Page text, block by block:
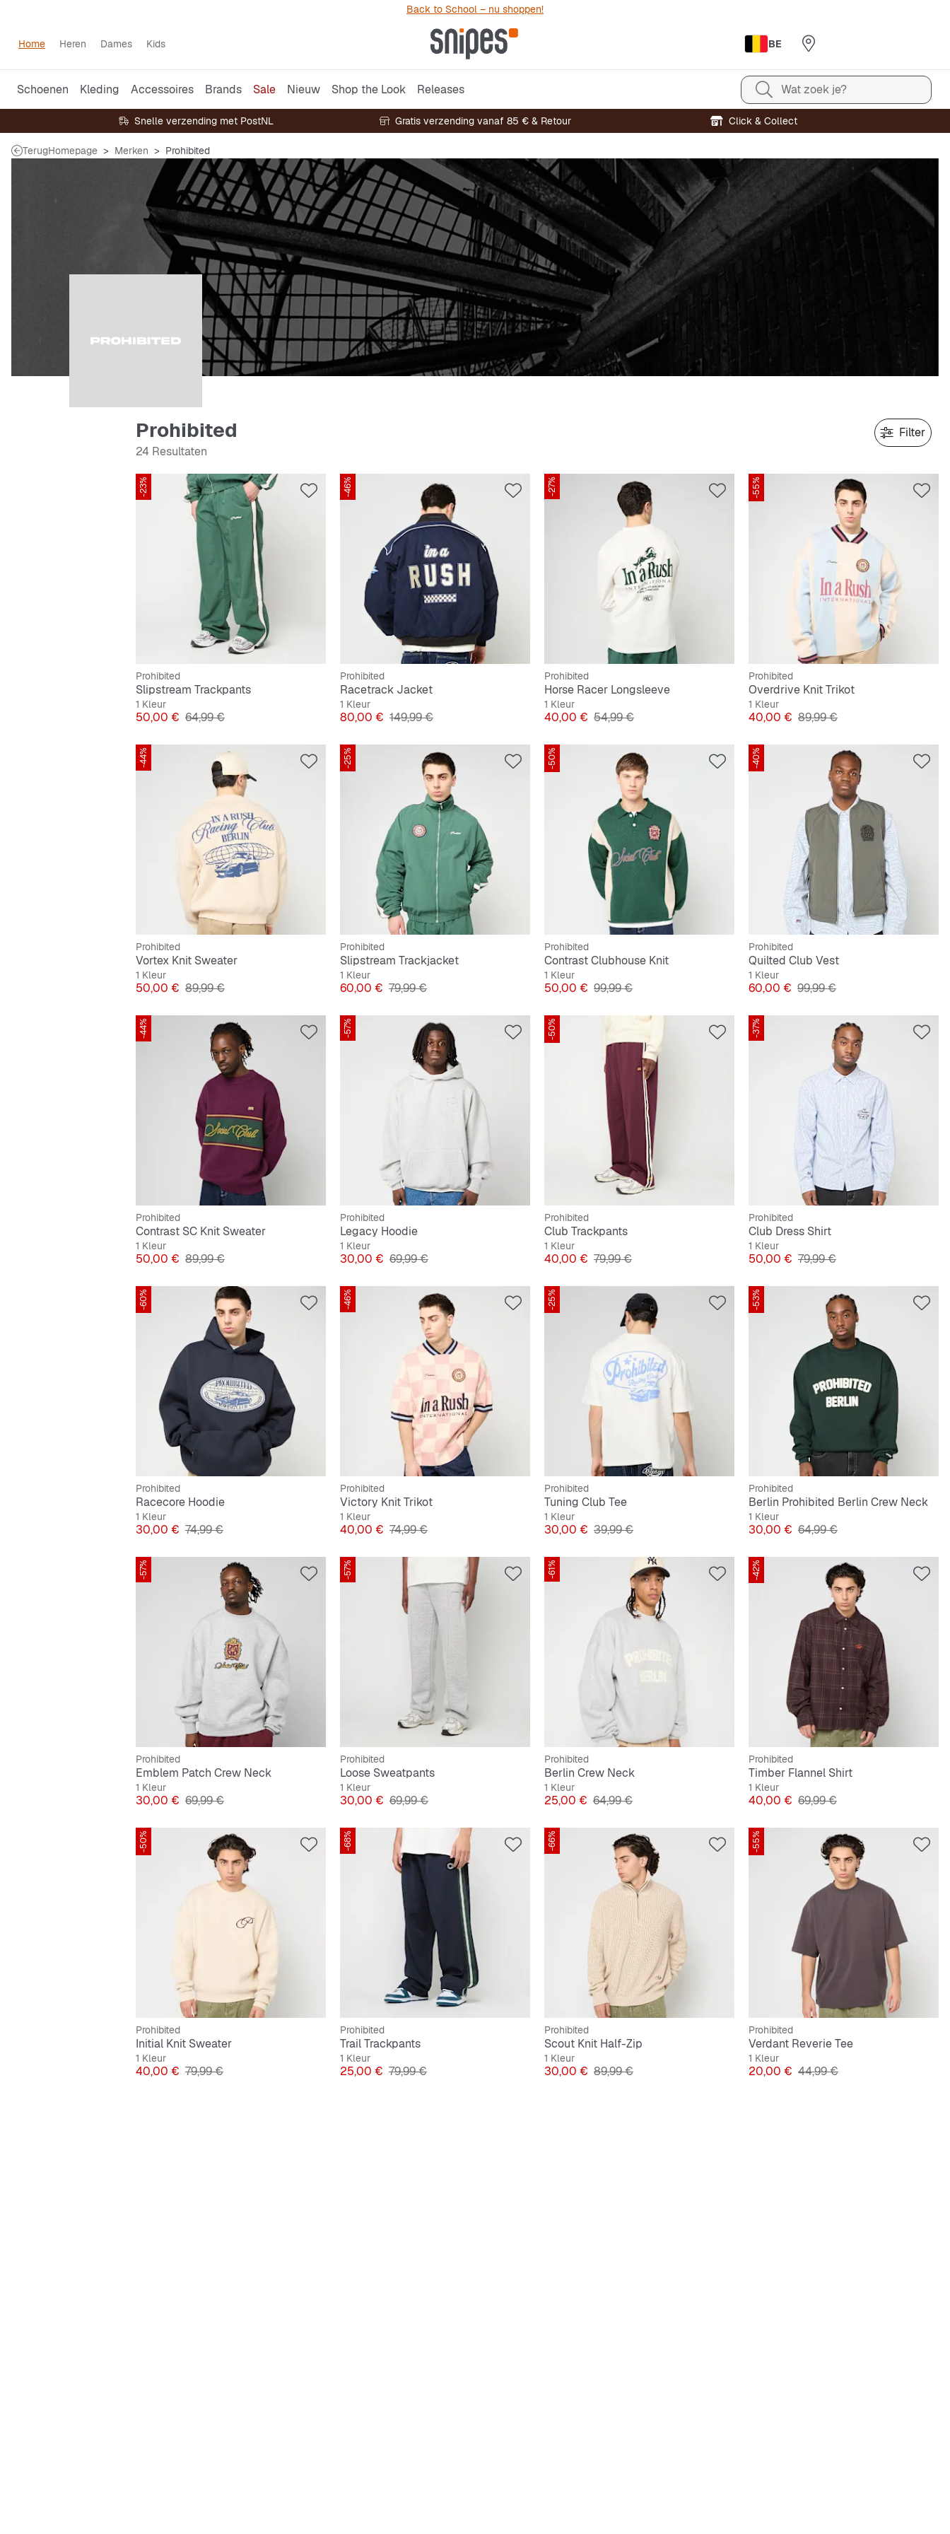
Back to School – nu shoppen!
Home Heren Dames Kids BE
Schoenen Kleding Accessoires Brands Sale Nieuw Shop the Look Releases Wat zoek je?
Snelle verzending met PostNL Gratis verzending vanaf 85 € & Retour Click & Collect
TerugHomepage Merken Prohibited
Prohibited
24 Resultaten
Filter
-23%
Prohibited
Slipstream Trackpants
1 Kleur
Prijs
50,00 € Originele Prijs
64,99 €
-46%
Prohibited
Racetrack Jacket
1 Kleur
Prijs
80,00 € Originele Prijs
149,99 €
-27%
Prohibited
Horse Racer Longsleeve
1 Kleur
Prijs
40,00 € Originele Prijs
54,99 €
-55%
Prohibited
Overdrive Knit Trikot
1 Kleur
Prijs
40,00 € Originele Prijs
89,99 €
-44%
Prohibited
Vortex Knit Sweater
1 Kleur
Prijs
50,00 € Originele Prijs
89,99 €
-25%
Prohibited
Slipstream Trackjacket
1 Kleur
Prijs
60,00 € Originele Prijs
79,99 €
-50%
Prohibited
Contrast Clubhouse Knit
1 Kleur
Prijs
50,00 € Originele Prijs
99,99 €
-40%
Prohibited
Quilted Club Vest
1 Kleur
Prijs
60,00 € Originele Prijs
99,99 €
-44%
Prohibited
Contrast SC Knit Sweater
1 Kleur
Prijs
50,00 € Originele Prijs
89,99 €
-57%
Prohibited
Legacy Hoodie
1 Kleur
Prijs
30,00 € Originele Prijs
69,99 €
-50%
Prohibited
Club Trackpants
1 Kleur
Prijs
40,00 € Originele Prijs
79,99 €
-37%
Prohibited
Club Dress Shirt
1 Kleur
Prijs
50,00 € Originele Prijs
79,99 €
-60%
Prohibited
Racecore Hoodie
1 Kleur
Prijs
30,00 € Originele Prijs
74,99 €
-46%
Prohibited
Victory Knit Trikot
1 Kleur
Prijs
40,00 € Originele Prijs
74,99 €
-25%
Prohibited
Tuning Club Tee
1 Kleur
Prijs
30,00 € Originele Prijs
39,99 €
-53%
Prohibited
Berlin Prohibited Berlin Crew Neck
1 Kleur
Prijs
30,00 € Originele Prijs
64,99 €
-57%
Prohibited
Emblem Patch Crew Neck
1 Kleur
Prijs
30,00 € Originele Prijs
69,99 €
-57%
Prohibited
Loose Sweatpants
1 Kleur
Prijs
30,00 € Originele Prijs
69,99 €
-61%
Prohibited
Berlin Crew Neck
1 Kleur
Prijs
25,00 € Originele Prijs
64,99 €
-42%
Prohibited
Timber Flannel Shirt
1 Kleur
Prijs
40,00 € Originele Prijs
69,99 €
-50%
Prohibited
Initial Knit Sweater
1 Kleur
Prijs
40,00 € Originele Prijs
79,99 €
-68%
Prohibited
Trail Trackpants
1 Kleur
Prijs
25,00 € Originele Prijs
79,99 €
-66%
Prohibited
Scout Knit Half-Zip
1 Kleur
Prijs
30,00 € Originele Prijs
89,99 €
-55%
Prohibited
Verdant Reverie Tee
1 Kleur
Prijs
20,00 € Originele Prijs
44,99 €